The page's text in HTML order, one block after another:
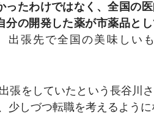
ったわけではなく、全国の
分の開発した薬が市薬品と
出張先で全国の美味しい
張をしていたという長谷川
少しづつ転職を考えるように